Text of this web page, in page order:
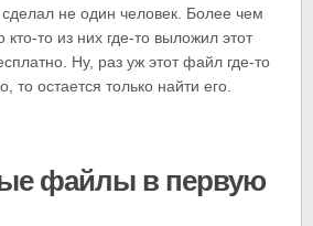
сделал не один человек. Более чем
кто-то из них где-то выложил этот
Ну, раз уж этот файл где-то
то остается только найти его.
файлы в первую